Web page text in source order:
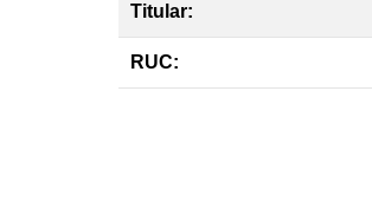
Titular:
RUC: